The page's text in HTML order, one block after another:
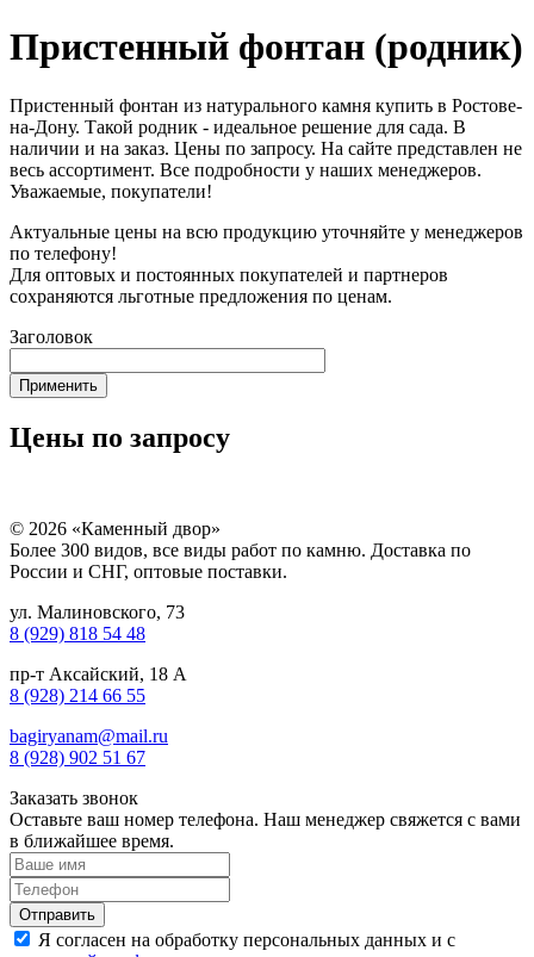
Пристенный фонтан (родник)
Пристенный фонтан из натурального камня купить в Ростове-
на-Дону. Такой родник - идеальное решение для сада. В
наличии и на заказ. Цены по запросу. На сайте представлен не
весь ассортимент. Все подробности у наших менеджеров.
Уважаемые, покупатели!
Актуальные цены на всю продукцию уточняйте у менеджеров
по телефону!
Для оптовых и постоянных покупателей и партнеров
сохраняются льготные предложения по ценам.
Заголовок
Цены по запросу
© 2026 «Каменный двор»
Более 300 видов, все виды работ по камню. Доставка по
России и СНГ, оптовые поставки.
ул. Малиновского, 73
8 (929) 818 54 48
пр-т Аксайский, 18 А
8 (928) 214 66 55
bagiryanam@mail.ru
8 (928) 902 51 67
Заказать звонок
Оставьте ваш номер телефона. Наш менеджер свяжется с вами
в ближайшее время.
Я согласен на обработку персональных данных и с